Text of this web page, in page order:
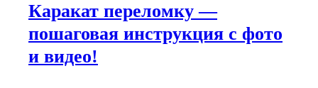
Каракат переломку —
пошаговая инструкция с фото
и видео!